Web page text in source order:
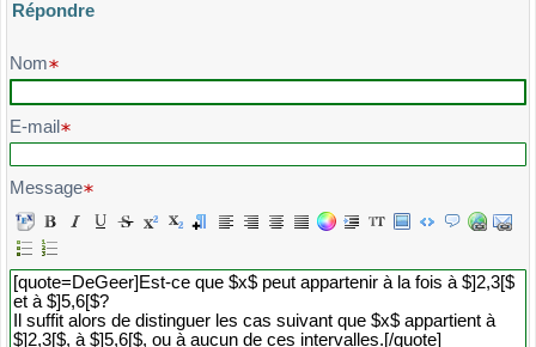
Répondre
Veuillez composer votre message et l'envoyer
Nom
E-mail
Message